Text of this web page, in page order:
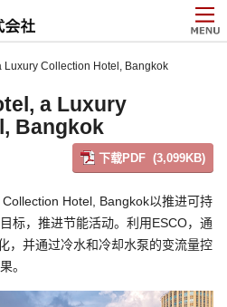
Luxury Collection Hotel, Bangkok
a Luxury
Bangkok
下载PDF (3,099KB)
Hotel, Bangkok以推进可持
标，推进节能活动。利用ESCO，通
，并通过冷水和冷却水泵的变流量控
。